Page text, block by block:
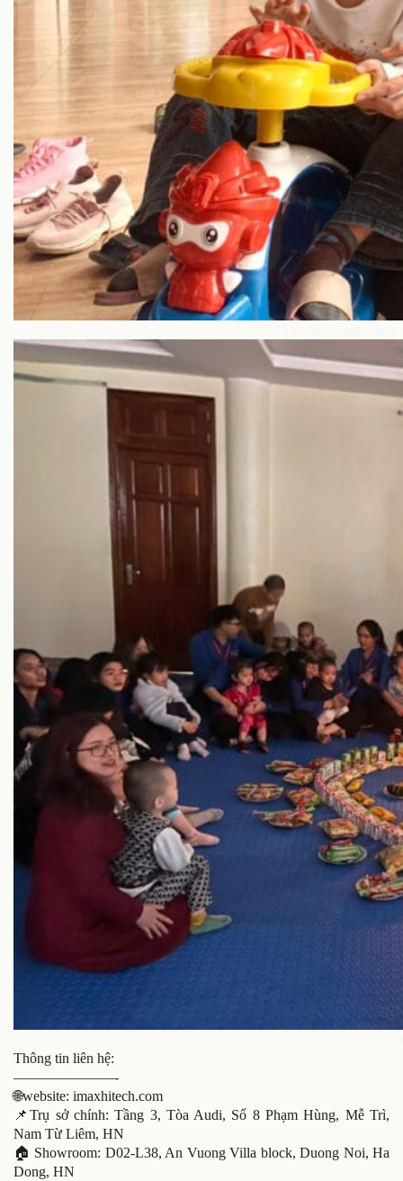
Thông tin liên hệ:
———————-
🌐website: imaxhitech.com
📌Trụ sở chính: Tầng 3, Tòa Audi, Số 8 Phạm Hùng, Mễ Trì,
Nam Từ Liêm, HN
🏠 Showroom: D02-L38, An Vuong Villa block, Duong Noi, Ha
Dong, HN